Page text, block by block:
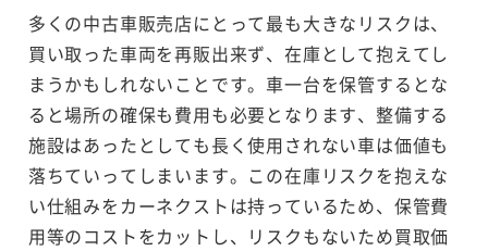
多くの中古車販売店にとって最も大きなリスクは、
買い取った車両を再販出来ず、在庫として抱えてし
まうかもしれないことです。車一台を保管するとな
ると場所の確保も費用も必要となります、整備する
施設はあったとしても長く使用されない車は価値も
落ちていってしまいます。この在庫リスクを抱えな
い仕組みをカーネクストは持っているため、保管費
用等のコストをカットし、リスクもないため買取価